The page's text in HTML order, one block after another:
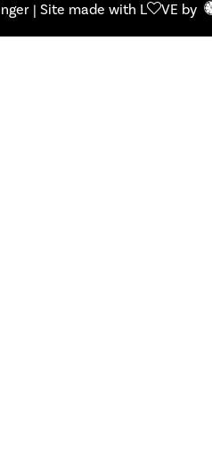
| Site made with L VE by